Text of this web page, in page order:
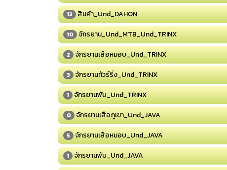
13 สินค้า_Und_DAHON
10 จักรยาน_Und_MTB_Und_TRINX
2 จักรยานเสือหมอบ_Und_TRINX
3 จักรยานทัวร์ริ่ง_Und_TRINX
1 จักรยานพับ_Und_TRINX
0 จักรยานเสือภูเขา_Und_JAVA
5 จักรยานเสือหมอบ_Und_JAVA
1 จักรยานพับ_Und_JAVA